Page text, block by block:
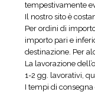
tempestivamente
Il nostro sito è
Per ordini di
importo pari e
destinazione. Per
La lavorazione
1-2 gg. lavorativi,
I tempi di